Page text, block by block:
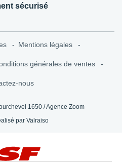
sécurisé
Mentions légales
générales de ventes
nous
1650 / Agence Zoom
par Valraiso